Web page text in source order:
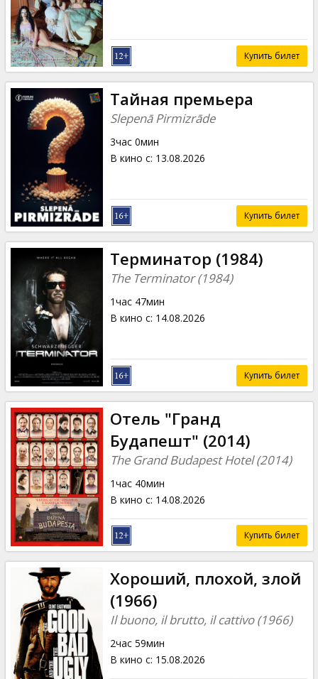
Купить билет
Тайная премьера
Slepenā Pirmizrāde
3час 0мин
В кино с: 13.08.2026
Купить билет
Терминатор (1984)
The Terminator (1984)
1час 47мин
В кино с: 14.08.2026
Купить билет
Отель "Гранд
Будапешт" (2014)
The Grand Budapest Hotel (2014)
1час 40мин
В кино с: 14.08.2026
Купить билет
Хороший, плохой, злой
(1966)
Il buono, il brutto, il cattivo (1966)
2час 59мин
В кино с: 15.08.2026